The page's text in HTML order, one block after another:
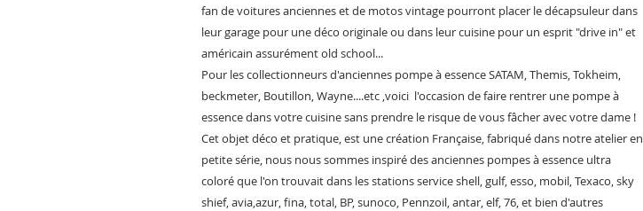
fan de voitures anciennes et de motos vintage pourront placer le décapsuleur dans
leur garage pour une déco originale ou dans leur cuisine pour un esprit "drive in" et
américain assurément old school...
Pour les collectionneurs d'anciennes pompe à essence SATAM, Themis, Tokheim,
beckmeter, Boutillon, Wayne....etc ,voici l'occasion de faire rentrer une pompe à
essence dans votre cuisine sans prendre le risque de vous fâcher avec votre dame !
Cet objet déco et pratique, est une création Française, fabriqué dans notre atelier en
petite série, nous nous sommes inspiré des anciennes pompes à essence ultra
coloré que l'on trouvait dans les stations service shell, gulf, esso, mobil, Texaco, sky
shief, avia,azur, fina, total, BP, sunoco, Pennzoil, antar, elf, 76, et bien d'autres